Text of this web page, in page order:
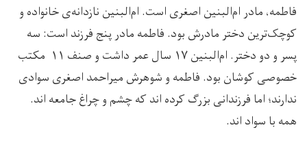
فاطمه، مادر ام‌البنین اصغری است‌. ام‌البنین نازدانه‌ی خانواده و
کوچک‌ترین دختر مادرش بود. فاطمه مادر پنج فرزند است: سه
پسر و دو دختر. ام‌البنین ۱۷ سال عمر داشت و صنف ۱۱ مکتب
خصوصی کوشان بود‌. فاطمه و شوهرش میراحمد اصغری سوادی
ندارند؛ اما فرزندانی بزرگ کرده ‌اند که چشم و چراغ جامعه اند.
همه با سواد اند.